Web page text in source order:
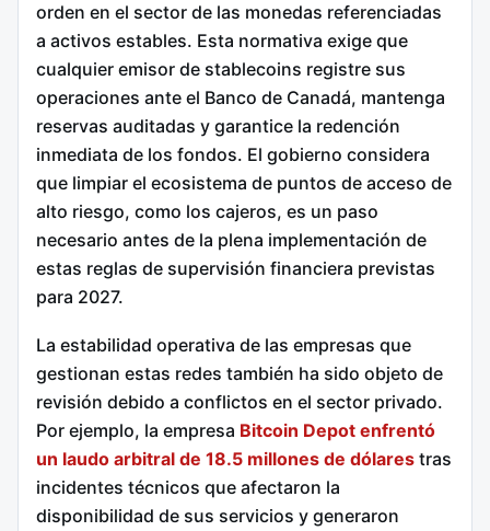
orden en el sector de las monedas referenciadas
a activos estables. Esta normativa exige que
cualquier emisor de stablecoins registre sus
operaciones ante el Banco de Canadá, mantenga
reservas auditadas y garantice la redención
inmediata de los fondos. El gobierno considera
que limpiar el ecosistema de puntos de acceso de
alto riesgo, como los cajeros, es un paso
necesario antes de la plena implementación de
estas reglas de supervisión financiera previstas
para 2027.
La estabilidad operativa de las empresas que
gestionan estas redes también ha sido objeto de
revisión debido a conflictos en el sector privado.
Por ejemplo, la empresa Bitcoin Depot enfrentó
un laudo arbitral de 18.5 millones de dólares tras
incidentes técnicos que afectaron la
disponibilidad de sus servicios y generaron